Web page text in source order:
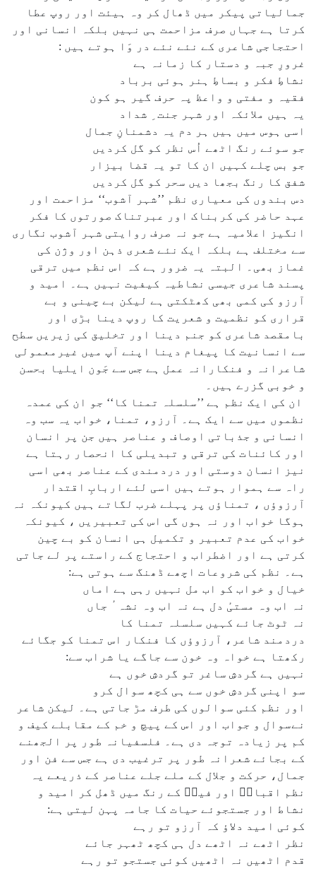
جمالیاتی پیکر میں ڈھال کر وہ ہیئت اور روپ عطا
کرتا ہے جہاں صرف مزاحمت ہی نہیں بلکہ انسانی اور
احتجاجی شاعری کے نئے نئے در وَا ہوتے ہیں :
غرورِ جبہ و دستار کا زمانہ ہے
نشاطِ فکر و بساطِ ہنر ہوئی برباد
فقیہ و مفتی و واعظ پہ حرف گیر ہو کون
یہ ہیں ملائکہ اور شہر جنت ِ شداد
اسی ہوس میں ہیں ہر دم یہ دشمنانِ جمال
جو سوئے رنگ اٹھے اُس نظر کو گل کردیں
جو بس چلے کہیں ان کا تو یہ قضا بیزار
شفق کا رنگ بجھا دیں سحر کو گل کردیں
دس بندوں کی معیاری نظم ’’شہر آشوب‘‘ مزاحمت اور
عہد حاضر کی کربناک اور عبرتناک صورتوں کا فکر
انگیز اعلامیہ ہے جو نہ صرف روایتی شہر آشوب نگاری
سے مختلف ہے بلکہ ایک نئے شعری ذہن اور وژن کی
غماز بھی۔ البتہ یہ ضرور ہے کہ اس نظم میں ترقی
پسند شاعری جیسی نشاطیہ کیفیت نہیں ہے۔ امید و
آرزو کی کمی بھی کھٹکتی ہے لیکن بے چینی و بے
قراری کو نظمیت و شعریت کا روپ دینا بڑی اور
بامقصد شاعری کو جنم دینا اور تخلیق کی زیریں سطح
سے انسانیت کا پیغام دینا اپنے آپ میں غیرمعمولی
شاعرانہ و فنکارانہ عمل ہے جس سے جَون ایلیا بحسن
و خوبی گزرے ہیں۔
ان کی ایک نظم ہے ’’سلسلہ تمنا کا‘‘ جو ان کی عمدہ
نظموں میں سے ایک ہے۔ آرزو، تمنا، خواب یہ سب وہ
انسانی و جذباتی اوصاف و عناصر ہیں جن پر انسان
اور کائنات کی ترقی و تبدیلی کا انحصار رہتا ہے
نیز انسان دوستی اور دردمندی کے عناصر بھی اسی
راہ سے ہموار ہوتے ہیں اسی لئے اربابِ اقتدار
آرزوؤں ، تمناؤں پر پہلے ضرب لگاتے ہیں کیونکہ نہ
ہوگا خواب اور نہ ہوں گی اس کی تعبیریں ، کیونکہ
خواب کی عدم تعبیر و تکمیل ہی انسان کو بے چین
کرتی ہے اور اضطراب و احتجاج کے راستے پر لے جاتی
ہے۔ نظم کی شروعات اچھے ڈھنگ سے ہوتی ہے:
خیال و خواب کو اب مل نہیں رہی ہے اماں
نہ اب وہ مستیٔ دل ہے نہ اب وہ نشہ ٔ جاں
نہ ٹوٹ جائے کہیں سلسلہ تمنا کا
دردمند شاعر، آرزوؤں کا فنکار اس تمنا کو جگائے
رکھتا ہے خواہ وہ خون سے جاگے یا شراب سے:
نہیں ہے گردشِ ساغر تو گردشِ خوں ہے
سو اپنی گردشِ خوں سے ہی کچھ سوال کرو
اور نظم کئی سوالوں کی طرف مڑ جاتی ہے۔ لیکن شاعر
نےسوال و جواب اور اس کے پیچ و خم کے مقابلے کیف و
کم پر زیادہ توجہ دی ہے۔ فلسفیانہ طور پر الجھنے
کے بجائے شعرانہ طور پر ترغیب دی ہے جس سے فن اور
جمال، حرکت و جلال کے ملے جلے عناصر کے ذریعے یہ
نظم اقبالؔ اور فیضؔ کے رنگ میں ڈھل کر امید و
نشاط اور جستجوئے حیات کا جامہ پہن لیتی ہے:
کوئی امید دلاؤ کہ آرزو تو رہے
نظر اٹھے نہ اٹھے دل ہی کچھ ٹھہر جائے
قدم اٹھیں نہ اٹھیں کوئی جستجو تو رہے